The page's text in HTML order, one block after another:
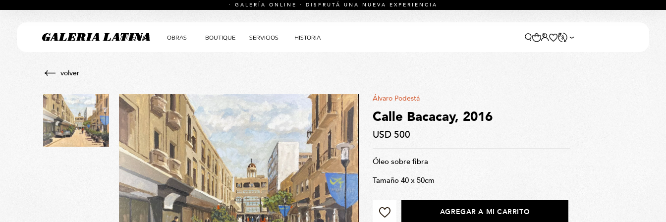
· GALERÍA ONLINE · DISFRUTÁ UNA NUEVA EXPERIENCIA
ARTISTAS OBRAS BOUTIQUE SERVICIOS HISTORIA 0 0
volver
Álvaro Podestá
Calle Bacacay, 2016
USD 500
Óleo sobre fibra
Tamaño 40 x 50cm
AGREGAR A MI CARRITO